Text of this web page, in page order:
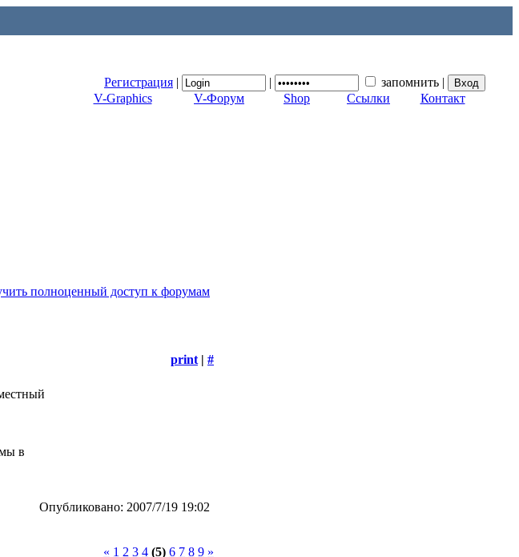
Регистрация | | запомнить |
V-Graphics
V-Форум Shop Ссылки Контакт
полноценный доступ к форумам
print | #
в
Опубликовано: 2007/7/19 19:02
« 1 2 3 4 (5) 6 7 8 9 »